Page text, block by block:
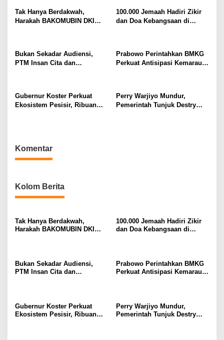
i
s
Tak Hanya Berdakwah,
Harakah BAKOMUBIN DKI
100.000 Jemaah Hadiri Zikir
dan Doa Kebangsaan di
Bukan Sekadar Audiensi,
PTM Insan Cita dan
Prabowo Perintahkan BMKG
Perkuat Antisipasi Kemarau
Gubernur Koster Perkuat
Ekosistem Pesisir, Ribuan
Perry Warjiyo Mundur,
Pemerintah Tunjuk Destry
Komentar
Kolom Berita
Tak Hanya Berdakwah,
Harakah BAKOMUBIN DKI
100.000 Jemaah Hadiri Zikir
dan Doa Kebangsaan di
Bukan Sekadar Audiensi,
PTM Insan Cita dan
Prabowo Perintahkan BMKG
Perkuat Antisipasi Kemarau
Gubernur Koster Perkuat
Ekosistem Pesisir, Ribuan
Perry Warjiyo Mundur,
Pemerintah Tunjuk Destry